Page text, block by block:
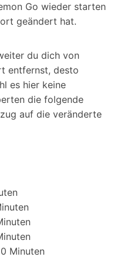
Go wieder starten
geändert hat.
du dich von
entfernst, desto
es hier keine
die folgende
auf die veränderte
Minuten